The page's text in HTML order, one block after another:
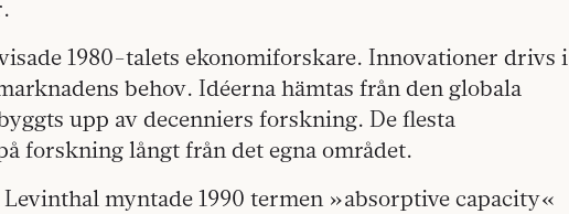
1980-talets ekonomiforskare. Innovationer drivs i
behov. Idéerna hämtas från den globala
upp av decenniers forskning. De flesta
forskning långt från det egna området.
myntade 1990 termen »absorptive capacity«